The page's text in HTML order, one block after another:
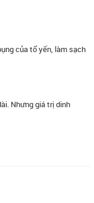
của tổ yến, làm sạch
Nhưng giá trị dinh